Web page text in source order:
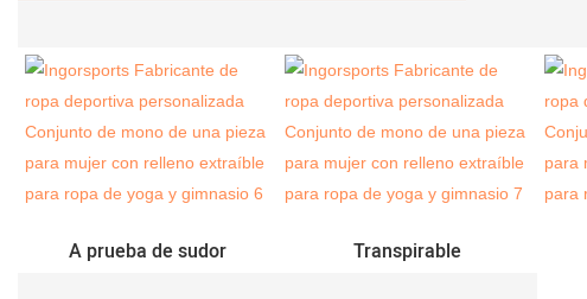
A prueba de sudor Transpirable